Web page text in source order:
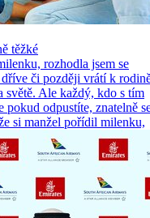
těžké
rozhodla jsem se
či později vrátí k
světě. Ale každý, kdo s tím
pokud odpustíte, znatelně
si manžel pořídil milenku,